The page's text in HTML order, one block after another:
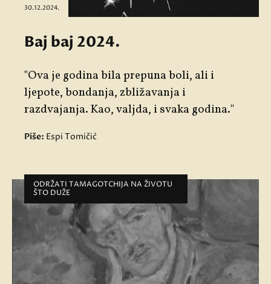
30.12.2024.
Baj baj 2024.
"Ova je godina bila prepuna boli, ali i
ljepote, bondanja, zbližavanja i
razdvajanja. Kao, valjda, i svaka godina."
Piše: Espi Tomičić
ODRŽATI TAMAGOTCHIJA NA ŽIVOTU
ŠTO DUŽE